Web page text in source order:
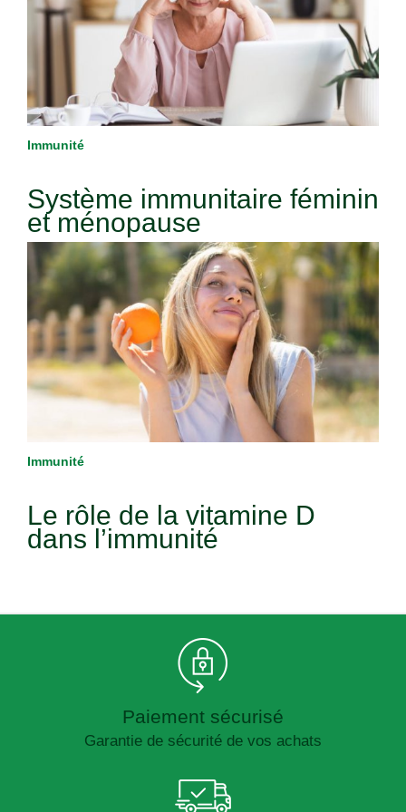
Immunité
Système immunitaire féminin
et ménopause
Immunité
Le rôle de la vitamine D
dans l’immunité
Paiement sécurisé
Garantie de sécurité de vos achats